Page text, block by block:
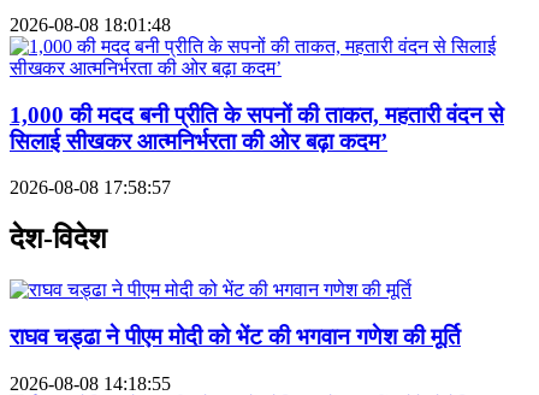
2026-08-08 18:01:48
1,000 की मदद बनी प्रीति के सपनों की ताकत, महतारी वंदन से
सिलाई सीखकर आत्मनिर्भरता की ओर बढ़ा कदम’
2026-08-08 17:58:57
देश-विदेश
राघव चड्ढा ने पीएम मोदी को भेंट की भगवान गणेश की मूर्ति
2026-08-08 14:18:55